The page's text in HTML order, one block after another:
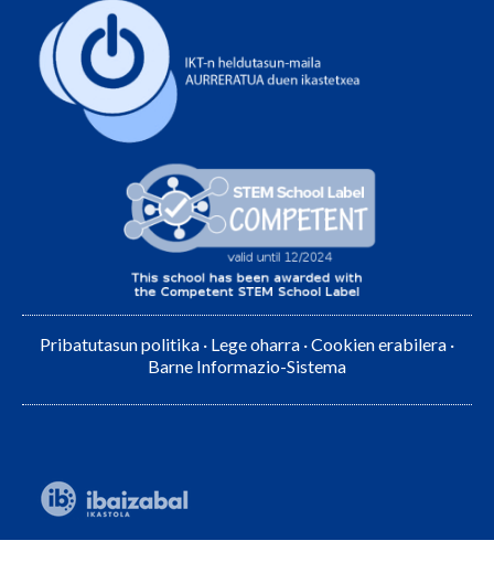
Pribatutasun politika · Lege oharra ·Cookien erabilera ·
Barne Informazio-Sistema